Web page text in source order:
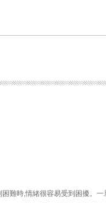
難時,情緒很容易受到困擾。一